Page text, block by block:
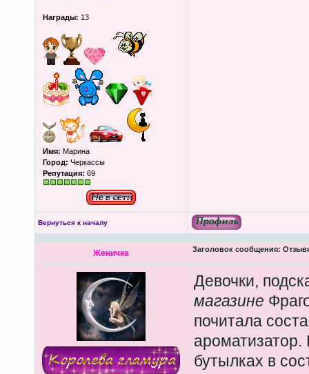
Награды: 13
Имя: Марина
Город: Черкассы
Репутация: 69
Вернуться к началу
Женичка Заголовок сообщения:
Девочки,
магазине
почитала
ароматизатор.
бутылках в